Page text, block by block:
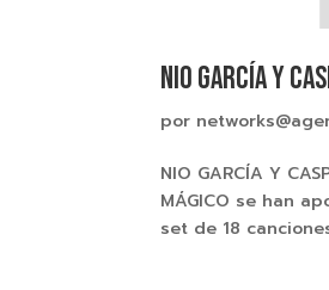
NIO GARCÍA Y
por
NIO GARCÍA Y
MÁGICO se han
set de 18